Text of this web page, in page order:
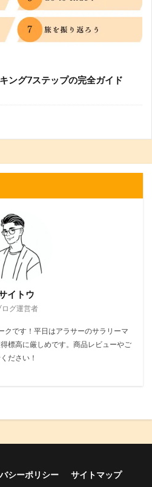
ング7ステップの完全ガイド
イトウ
ログ運営者
クです！平日はアラサーのサラリーマ
標高に厳しめです。商品レビューやご
ださい！
シーポリシー サイトマップ